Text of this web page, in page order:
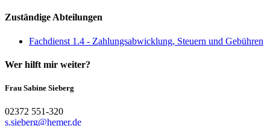
Zuständige Abteilungen
Fachdienst 1.4 - Zahlungsabwicklung, Steuern und Gebühren
Wer hilft mir weiter?
Frau Sabine Sieberg
02372 551-320
s.sieberg@­hemer.de